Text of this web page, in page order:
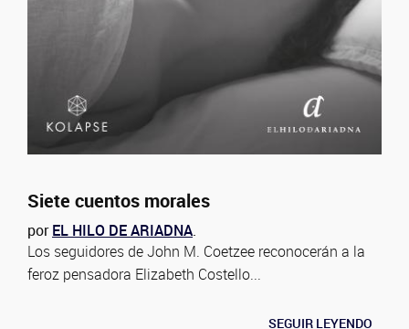
Siete cuentos morales
porEL HILO DE ARIADNA.
Los seguidores de John M. Coetzee reconocerán a la
feroz pensadora Elizabeth Costello...
SEGUIR LEYENDO